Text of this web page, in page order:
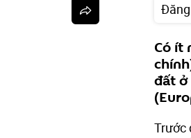
Có ít
đất ở
Trước